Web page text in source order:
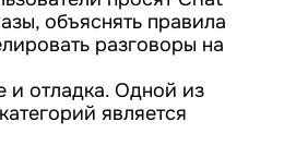
объяснять правила
разговоры на
отладка. Одной из
является